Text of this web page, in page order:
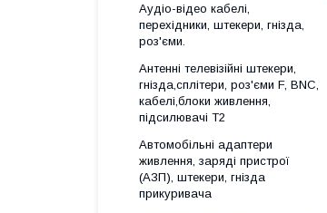
Аудіо-відео кабелі,
перехідники, штекери, гнізда,
роз'єми.
Антенні телевізійні штекери,
гнізда,сплітери, роз'єми F, BNC,
кабелі,блоки живлення,
підсилювачі Т2
Автомобільні адаптери
живлення, заряді пристрої
(АЗП), штекери, гнізда
прикуривача